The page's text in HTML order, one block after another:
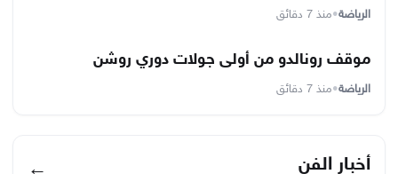
الرياضة•منذ 7 دقائق
موقف رونالدو من أولى جولات دوري روشن
الرياضة•منذ 7 دقائق
أخبار الفن